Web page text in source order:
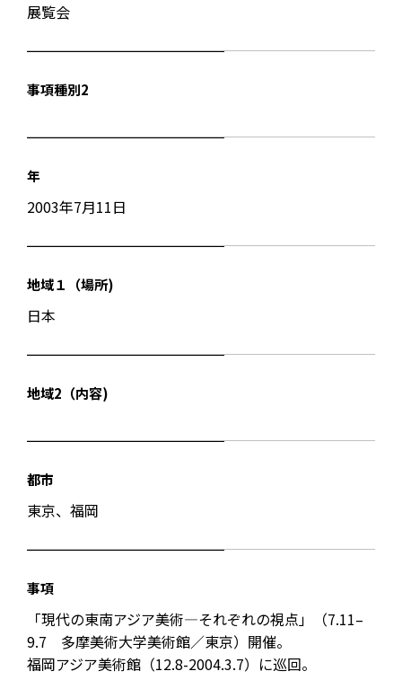
展覧会
事項種別2
年
2003年7月11日
地域１（場所)
日本
地域2（内容)
都市
東京、福岡
事項
「現代の東南アジア美術—それぞれの視点」（7.11–
9.7 多摩美術大学美術館／東京）開催。
福岡アジア美術館（12.8-2004.3.7）に巡回。